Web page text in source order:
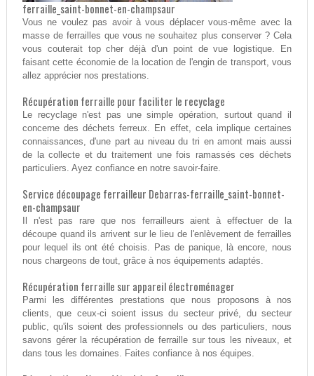
ferraille_saint-bonnet-en-champsaur
Vous ne voulez pas avoir à vous déplacer vous-même avec la
masse de ferrailles que vous ne souhaitez plus conserver ? Cela
vous couterait top cher déjà d'un point de vue logistique. En
faisant cette économie de la location de l'engin de transport, vous
allez apprécier nos prestations.
Récupération ferraille pour faciliter le recyclage
Le recyclage n'est pas une simple opération, surtout quand il
concerne des déchets ferreux. En effet, cela implique certaines
connaissances, d'une part au niveau du tri en amont mais aussi
de la collecte et du traitement une fois ramassés ces déchets
particuliers. Ayez confiance en notre savoir-faire.
Service découpage ferrailleur Debarras-ferraille_saint-bonnet-
en-champsaur
Il n'est pas rare que nos ferrailleurs aient à effectuer de la
découpe quand ils arrivent sur le lieu de l'enlèvement de ferrailles
pour lequel ils ont été choisis. Pas de panique, là encore, nous
nous chargeons de tout, grâce à nos équipements adaptés.
Récupération ferraille sur appareil électroménager
Parmi les différentes prestations que nous proposons à nos
clients, que ceux-ci soient issus du secteur privé, du secteur
public, qu'ils soient des professionnels ou des particuliers, nous
savons gérer la récupération de ferraille sur tous les niveaux, et
dans tous les domaines. Faites confiance à nos équipes.